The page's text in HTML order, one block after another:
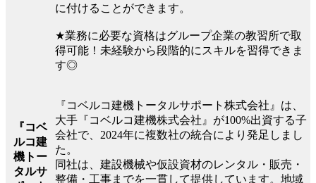
に付けることができます。
★業務に必要な資格はグループ企業の教習所で取
得可能！未経験から段階的にスキルを習得できま
す◎
『コベ
ルコ建
機トー
タルサ
『コベルコ建機トータルサポート株式会社』は、
大手『コベルコ建機株式会社』が100%出資する子
会社で、2024年に複数社の統合により発足しまし
た。
同社は、建設機械や仮設資材のレンタル・販売・
整備・工事までを一貫して提供しています。地域